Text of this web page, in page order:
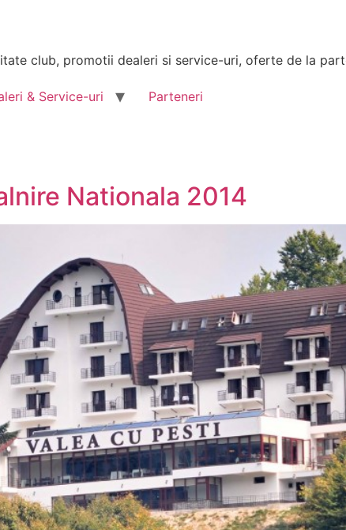
club, promotii dealeri si service-uri, oferte de la
& Service-uri Parteneri
Nationala 2014